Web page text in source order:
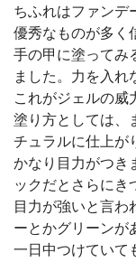
ちふれはファンデ
優秀なものが多く
手の甲に塗ってみ
ました。力を入れ
これがジェルの威
塗り方としては、
チュラルに仕上が
かなり目力がつき
ックだとさらにき
目力が強いと言わ
ーとかグリーン
一日中つけていて